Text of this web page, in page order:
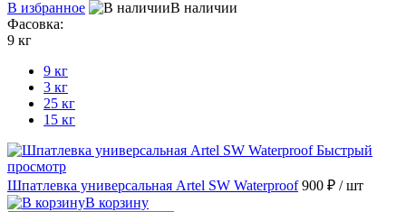
В избранное
В наличии
Фасовка:
9 кг
9 кг
3 кг
25 кг
15 кг
Быстрый
просмотр
Шпатлевка универсальная Artel SW Waterproof 900 ₽ / шт
В корзину